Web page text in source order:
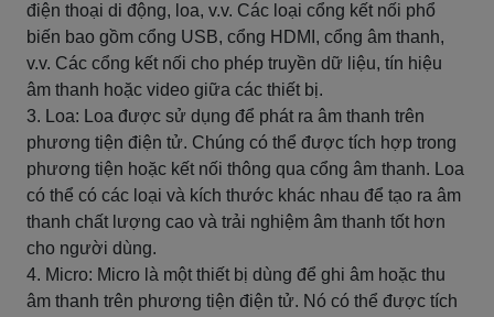
điện thoại di động, loa, v.v. Các loại cổng kết nối phổ
biến bao gồm cổng USB, cổng HDMI, cổng âm thanh,
v.v. Các cổng kết nối cho phép truyền dữ liệu, tín hiệu
âm thanh hoặc video giữa các thiết bị.
3. Loa: Loa được sử dụng để phát ra âm thanh trên
phương tiện điện tử. Chúng có thể được tích hợp trong
phương tiện hoặc kết nối thông qua cổng âm thanh. Loa
có thể có các loại và kích thước khác nhau để tạo ra âm
thanh chất lượng cao và trải nghiệm âm thanh tốt hơn
cho người dùng.
4. Micro: Micro là một thiết bị dùng để ghi âm hoặc thu
âm thanh trên phương tiện điện tử. Nó có thể được tích